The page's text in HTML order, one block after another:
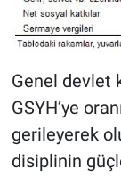
Genel devlet
GSYH’ye
gerileyerek
disiplinin